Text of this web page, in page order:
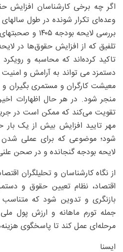
اگر چه برخی کارشناسان افزایش
وعده‌ای تکرار شونده در طول سالهای
بررسی لایحه
تلفیق که از افزایش حقوق‌ها در
دستمزد می تواند به آرامش و
معیشت کارگران و مستمری بگیران و
منجر شود. در هر حال اظهارات
مهر تایید افزایش بیش از یک
شود؛ موضوعی که برای عملی شدن
لایحه بودجه گنجانده و در صحن
از نگاه کارشناسان و تحلیلگران
اقتصاد، نظام تعیین حقوق و
بازنگری و تدوین شود که
جمله تورم ماهانه و ارزش پول
مرحله‌ای عمل کند تا پاسخگوی
ایسنا